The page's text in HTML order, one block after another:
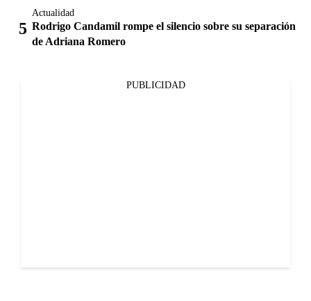
Actualidad
Rodrigo Candamil rompe el silencio sobre su separación
de Adriana Romero
PUBLICIDAD